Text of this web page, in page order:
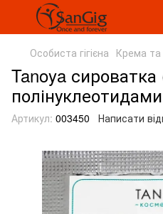
Особиста гігієна Крема та
Tanoya
Артикул: 003450 Написати